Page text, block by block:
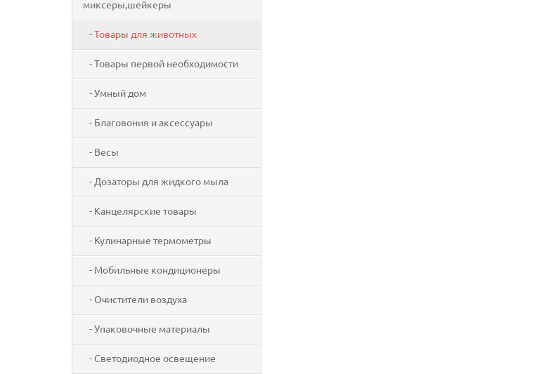
миксеры,шейкеры
- Товары для животных
- Товары первой необходимости
- Умный дом
- Благовония и аксессуары
- Весы
- Дозаторы для жидкого мыла
- Канцелярские товары
- Кулинарные термометры
- Мобильные кондиционеры
- Очистители воздуха
- Упаковочные материалы
- Светодиодное освещение